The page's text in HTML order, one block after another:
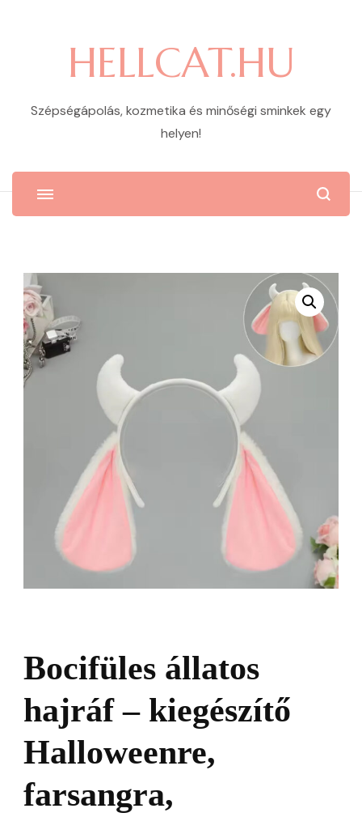
HELLCAT.HU
Szépségápolás, kozmetika és minőségi sminkek egy
helyen!
Bocifüles állatos
hajráf – kiegészítő
Halloweenre,
farsangra,